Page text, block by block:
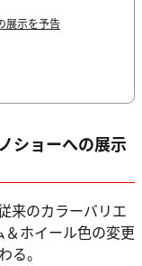
展示を予告
ショーへの展示
来のカラーバリエ
ホイール色の変更
る。